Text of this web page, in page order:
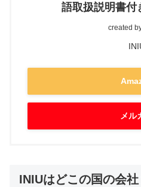
語取扱説明書付
created
メル
INIUはどこの国の会社